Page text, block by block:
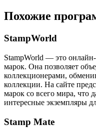
Похожие
StampWorld
StampWorld — это
марок. Она позволяет
коллекционерами,
коллекции. На сайте
марок со всего мира, что
интересные экземпляры
Stamp Mate